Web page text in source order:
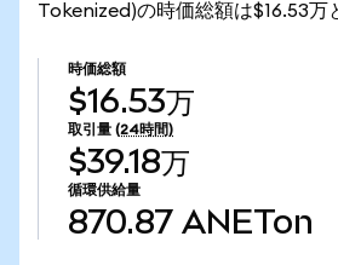
Tokenized)の時価総額は$16.53万
時価総額
$16.53万
取引量 (24時間)
$39.18万
循環供給量
870.87 ANETon